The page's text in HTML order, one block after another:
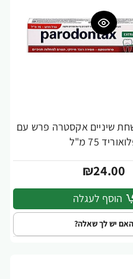
שיניים אקסטרה פרש עם
75 מ"ל
₪24.00
הוסף לעגלה
האם יש לך שאלה?